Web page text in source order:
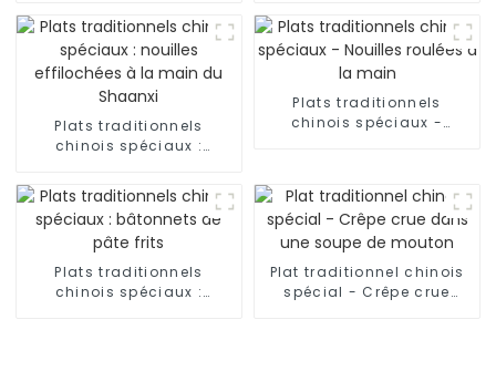
nouilles)
couteau
Plats traditionnels
chinois spéciaux :
main du Shaanxi
Plats traditionnels
chinois spéciaux -
Plats traditionnels
chinois spéciaux :
Plat traditionnel chinois
spécial - Crêpe crue